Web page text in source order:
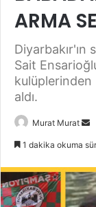
ARMA
Diyarbakır'ın
Sait
kulüplerinden
aldı.
Murat Murat
e
-
1 dakika okuma